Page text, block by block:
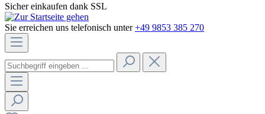
Sicher einkaufen dank SSL
Sie erreichen uns telefonisch unter +49 9853 385 270